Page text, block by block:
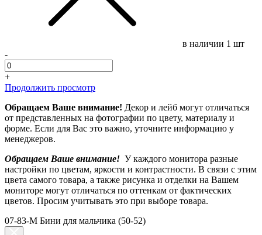
в наличии 1 шт
-
+
Продолжить просмотр
Обращаем Ваше внимание! Декор и лейб могут отличаться
от представленных на фотографии по цвету, материалу и
форме. Если для Вас это важно, уточните информацию у
менеджеров.
Обращаем Ваше внимание! У каждого монитора разные
настройки по цветам, яркости и контрастности. В связи с этим
цвета самого товара, а также рисунка и отделки на Вашем
мониторе могут отличаться по оттенкам от фактических
цветов. Просим учитывать это при выборе товара.
07-83-M Бини для мальчика (50-52)